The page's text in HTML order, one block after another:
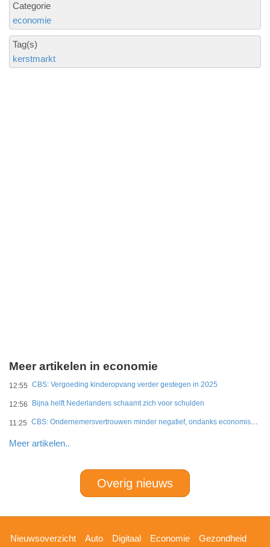
Categorie
economie
Tag(s)
kerstmarkt
Meer artikelen in economie
12:55 CBS: Vergoeding kinderopvang verder gestegen in 2025
12:56 Bijna helft Nederlanders schaamt zich voor schulden
11:25 CBS: Ondernemersvertrouwen minder negatief, ondanks economische onzekerheid
Meer artikelen..
Overig nieuws
Hoofdnavigatie
Nieuwsoverzicht Auto Digitaal Economie Gezondheid